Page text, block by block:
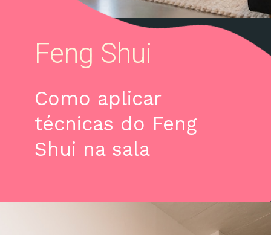
Como aplicar
técnicas do Feng
Shui na sala
Feng Shui